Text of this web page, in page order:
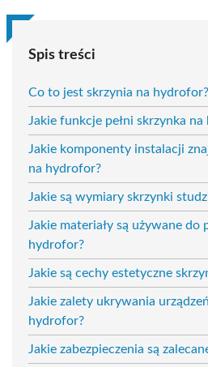
Spis treści
Co to jest skrzynia na hydrofor?
Jakie funkcje pełni skrzynka
Jakie komponenty instalacji
na hydrofor?
Jakie są wymiary skrzynki
Jakie materiały są używane
hydrofor?
Jakie są cechy estetyczne
Jakie zalety ukrywania
hydrofor?
Jakie zabezpieczenia są